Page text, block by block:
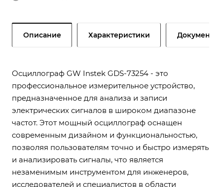
Описание Характеристики Документы
Осциллограф GW Instek GDS-73254 - это
профессиональное измерительное устройство,
предназначенное для анализа и записи
электрических сигналов в широком диапазоне
частот. Этот мощный осциллограф оснащен
современным дизайном и функциональностью,
позволяя пользователям точно и быстро измерять
и анализировать сигналы, что является
незаменимым инструментом для инженеров,
исследователей и специалистов в области